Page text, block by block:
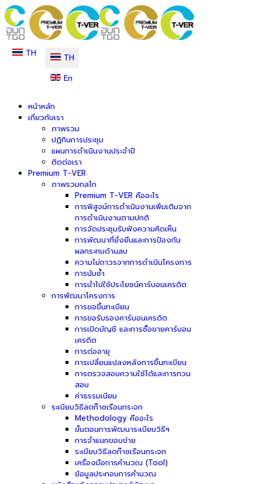
TH
TH
En
หน้าหลัก
เกี่ยวกับเรา
ภาพรวม
ปฏิทินการประชุม
แผนการดำเนินงานประจำปี
ติดต่อเรา
Premium T-VER
ภาพรวมกลไก
Premium T-VER คืออะไร
การพิสูจน์การดำเนินงานเพิ่มเติมจาก
การดำเนินงานตามปกติ
การจัดประชุมรับฟังความคิดเห็น
การพัฒนาที่ยั่งยืนและการป้องกัน
ผลกระทบด้านลบ
ความไม่ถาวรจากการดำเนินโครงการ
การนับซ้ำ
การนำไปใช้ประโยชน์คาร์บอนเครดิต
การพัฒนาโครงการ
การขอขึ้นทะเบียน
การขอรับรองคาร์บอนเครดิต
การเปิดบัญชี และการซื้อขายคาร์บอน
เครดิต
การต่ออายุ
การเปลี่ยนแปลงหลังการขึ้นทะเบียน
การตรวจสอบความใช้ได้และการทวน
สอบ
ค่าธรรมเนียม
ระเบียบวิธีลดก๊าซเรือนกระจก
Methodology คืออะไร
ขั้นตอนการพัฒนาระเบียบวิธีฯ
การจำแนกขอบข่าย
ระเบียบวิธีลดก๊าซเรือนกระจก
เครื่องมือการคำนวณ (Tool)
ข้อมูลประกอบการคำนวณ